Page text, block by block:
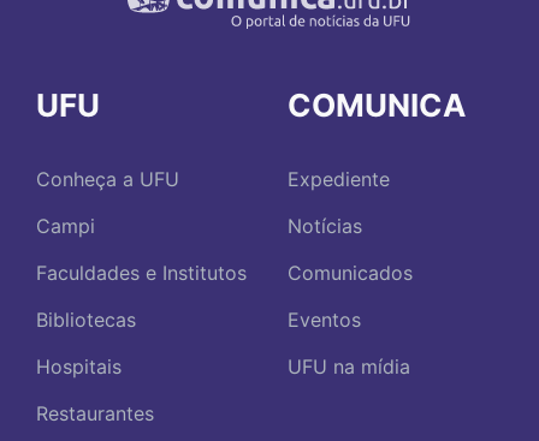
UFU
Conheça a UFU
Campi
Faculdades e Institutos
Bibliotecas
Hospitais
Restaurantes
COMUNICA
Expediente
Notícias
Comunicados
Eventos
UFU na mídia